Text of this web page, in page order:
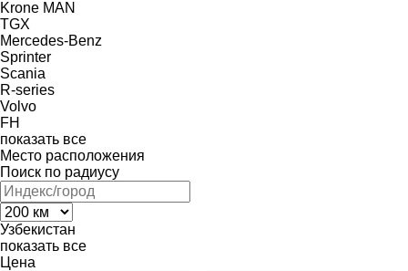
Krone MAN
TGX
Mercedes-Benz
Sprinter
Scania
R-series
Volvo
FH
показать все
Место расположения
Поиск по радиусу
Узбекистан
показать все
Цена